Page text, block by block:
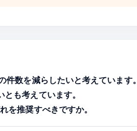
数を減らしたいと考えています。
も考えています。
を推奨すべきですか。